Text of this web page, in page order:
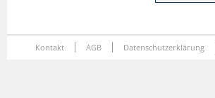
Kontakt AGB Datenschutzerklärung